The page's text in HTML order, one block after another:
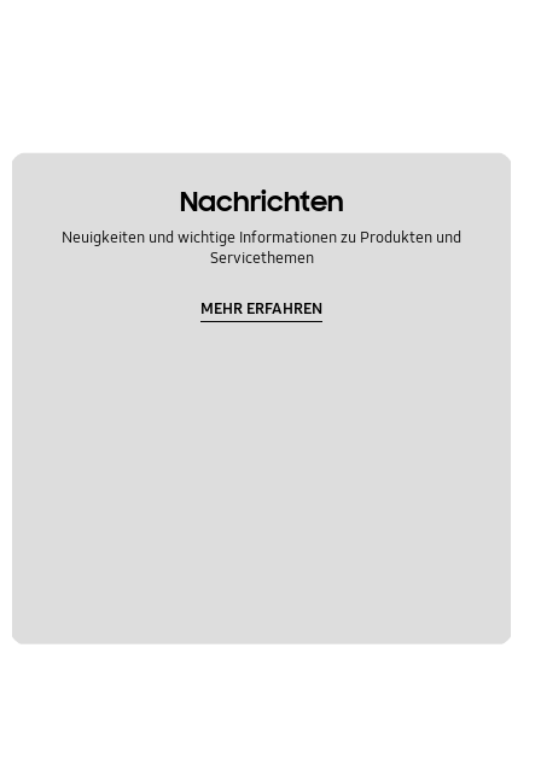
Nachrichten
Neuigkeiten und wichtige Informationen zu Produkten und
Servicethemen
MEHR ERFAHREN